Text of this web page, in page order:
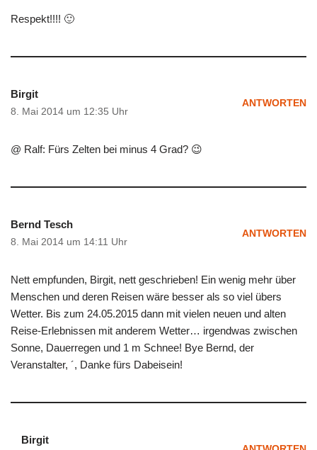
Respekt!!!! 🙂
Birgit
8. Mai 2014 um 12:35 Uhr
ANTWORTEN
@ Ralf: Fürs Zelten bei minus 4 Grad? 😉
Bernd Tesch
8. Mai 2014 um 14:11 Uhr
ANTWORTEN
Nett empfunden, Birgit, nett geschrieben! Ein wenig mehr über
Menschen und deren Reisen wäre besser als so viel übers
Wetter. Bis zum 24.05.2015 dann mit vielen neuen und alten
Reise-Erlebnissen mit anderem Wetter… irgendwas zwischen
Sonne, Dauerregen und 1 m Schnee! Bye Bernd, der
Veranstalter, ´, Danke fürs Dabeisein!
Birgit